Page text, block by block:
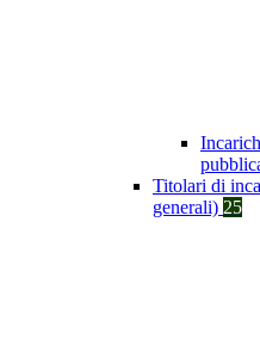
Titolari di
generali) 25